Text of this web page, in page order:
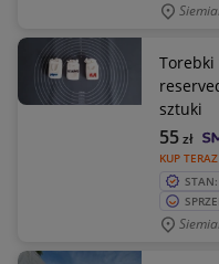
sztuki
KUP TERAZ
55zł